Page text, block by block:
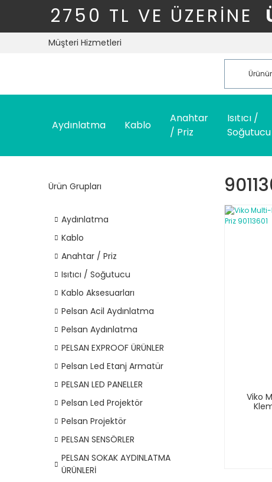
2750 TL VE ÜZERİNE
Müşteri Hizmetleri
Aydınlatma Kablo
Anahtar
/ Priz
Isıtıcı /
Soğutucu
Ürün Grupları
Aydınlatma
Kablo
Anahtar / Priz
Isıtıcı / Soğutucu
Kablo Aksesuarları
Pelsan Acil Aydınlatma
Pelsan Aydınlatma
PELSAN EXPROOF ÜRÜNLER
Pelsan Led Etanj Armatür
PELSAN LED PANELLER
Pelsan Led Projektör
Pelsan Projektör
PELSAN SENSÖRLER
PELSAN SOKAK AYDINLATMA
ÜRÜNLERİ
Viko